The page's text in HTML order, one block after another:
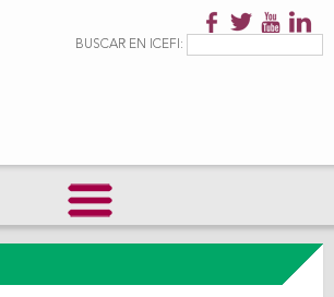
principalFormulario de
BUSCAR EN ICEFI: